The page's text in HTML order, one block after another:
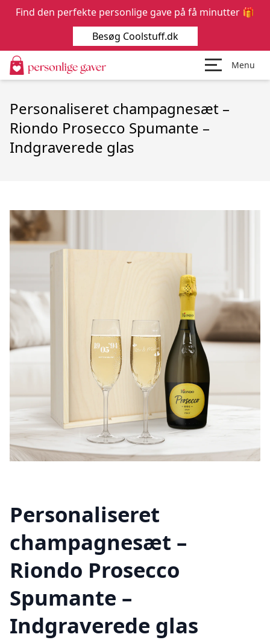
Menu
Personaliseret champagnesæt –
Riondo Prosecco Spumante –
Indgraverede glas
Personaliseret
champagnesæt –
Riondo Prosecco
Spumante –
Indgraverede glas
Find den perfekte personlige gave på få minutter 🎁
Besøg Coolstuff.dk